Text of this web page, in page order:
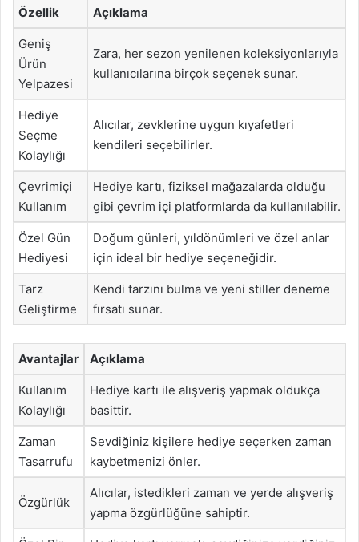
Özellik Açıklama
Geniş
Ürün
Yelpazesi
Zara, her sezon yenilenen koleksiyonlarıyla
kullanıcılarına birçok seçenek sunar.
Hediye
Seçme
Kolaylığı
Alıcılar, zevklerine uygun kıyafetleri
kendileri seçebilirler.
Çevrimiçi
Kullanım
Hediye kartı, fiziksel mağazalarda olduğu
gibi çevrim içi platformlarda da kullanılabilir.
Özel Gün
Hediyesi
Doğum günleri, yıldönümleri ve özel anlar
için ideal bir hediye seçeneğidir.
Tarz
Geliştirme
Kendi tarzını bulma ve yeni stiller deneme
fırsatı sunar.
Avantajlar Açıklama
Kullanım
Kolaylığı
Hediye kartı ile alışveriş yapmak oldukça
basittir.
Zaman
Tasarrufu
Sevdiğiniz kişilere hediye seçerken zaman
kaybetmenizi önler.
Özgürlük
Alıcılar, istedikleri zaman ve yerde alışveriş
yapma özgürlüğüne sahiptir.